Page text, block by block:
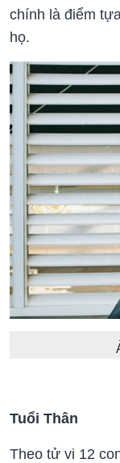
chính là điểm
họ.
Tuổi Thân
Theo tử vi 12